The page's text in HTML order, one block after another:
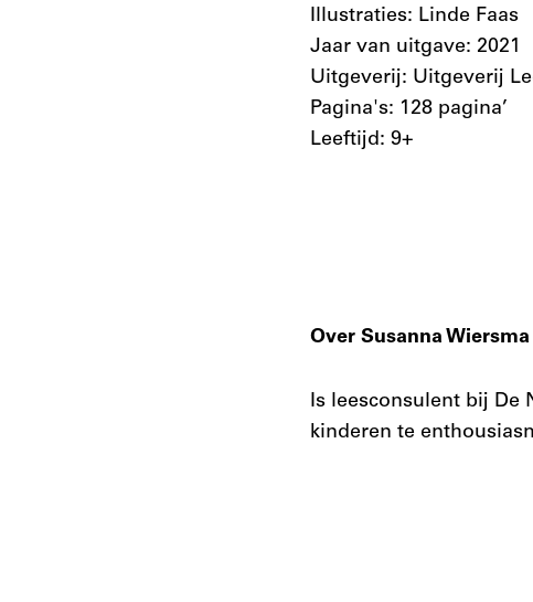
Illustraties: Linde Faas
Jaar van uitgave: 2021
Uitgeverij: Uitgeverij
Pagina's: 128 pagina’
Leeftijd: 9+
Over Susanna Wiersma
Is leesconsulent bij De
kinderen te